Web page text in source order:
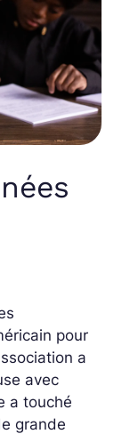
pour
a
avec
a touché
grande